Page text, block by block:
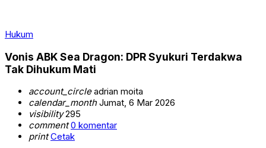
Hukum
Vonis ABK Sea Dragon: DPR Syukuri Terdakwa
Tak Dihukum Mati
account_circleadrian moita
calendar_monthJumat, 6 Mar 2026
visibility295
comment 0 komentar
print Cetak